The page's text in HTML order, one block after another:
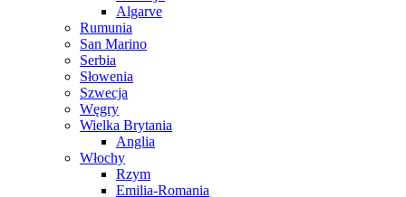
Algarve
Rumunia
San Marino
Serbia
Słowenia
Szwecja
Węgry
Wielka Brytania
Anglia
Włochy
Rzym
Emilia-Romania